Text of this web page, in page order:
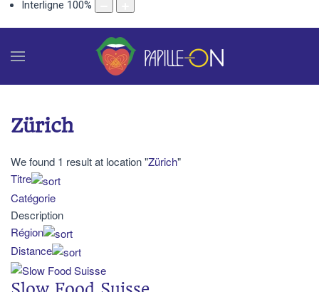
Interligne 100%
Zürich
We found 1 result at location "Zürich"
Titre
Catégorie
Description
Région
Distance